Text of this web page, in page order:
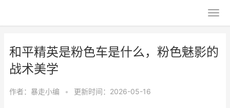
和平精英是粉色车是什么，粉色魅影的
战术美学
作者： 暴走小编 • 更新时间：2026-05-16